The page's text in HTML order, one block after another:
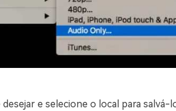
e selecione o local para salvá-